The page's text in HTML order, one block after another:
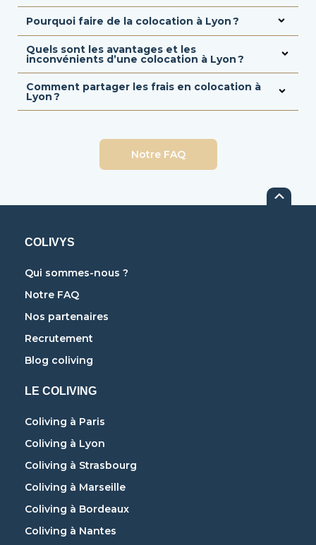
Pourquoi faire de la colocation à Lyon ?
Quels sont les avantages et les
inconvénients d’une colocation à Lyon ?
Comment partager les frais en colocation à
Lyon ?
Notre FAQ
COLIVYS
Qui sommes-nous ?
Notre FAQ
Nos partenaires
Recrutement
Blog coliving
LE COLIVING
Coliving à Paris
Coliving à Lyon
Coliving à Strasbourg
Coliving à Marseille
Coliving à Bordeaux
Coliving à Nantes